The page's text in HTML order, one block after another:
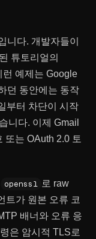
니다. 개발자들이
튜토리얼의
런 예제는 Google
던 동안에는 동작
부터 차단이 시작
니다. 이제 Gmail
또는 OAuth 2.0 토
openssl 로 raw
트가 원본 오류 코
배너와 오류 응
은 암시적 TLS로